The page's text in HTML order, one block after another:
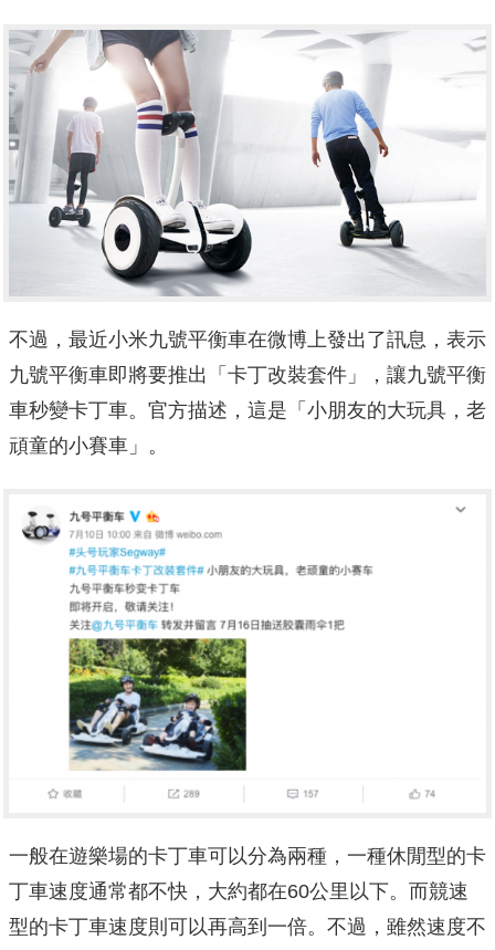
不過，最近小米九號平衡車在微博上發出了訊息，表示
九號平衡車即將要推出「卡丁改裝套件」，讓九號平衡
車秒變卡丁車。官方描述，這是「小朋友的大玩具，老
頑童的小賽車」。
一般在遊樂場的卡丁車可以分為兩種，一種休閒型的卡
丁車速度通常都不快，大約都在60公里以下。而競速
型的卡丁車速度則可以再高到一倍。不過，雖然速度不